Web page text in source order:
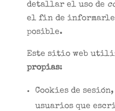
detallar el uso de
el fin de informarle
posible.
Este sitio web
propias:
Cookies de
usuarios que